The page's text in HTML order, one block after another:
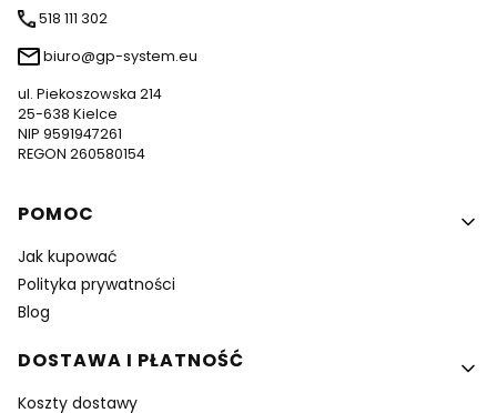
518 111 302
biuro@gp-system.eu
ul. Piekoszowska 214
25-638 Kielce
NIP 9591947261
REGON 260580154
Linki w stopce
POMOC
Jak kupować
Polityka prywatności
Blog
DOSTAWA I PŁATNOŚĆ
Koszty dostawy